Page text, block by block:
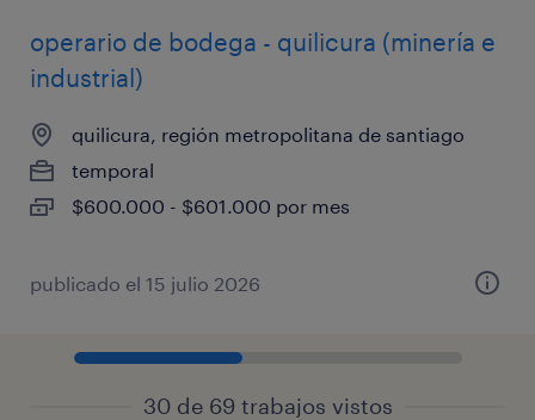
operario de bodega - quilicura (minería e
industrial)
quilicura, región metropolitana de santiago
temporal
$600.000 - $601.000 por mes
publicado el 15 julio 2026
30 de 69 trabajos vistos